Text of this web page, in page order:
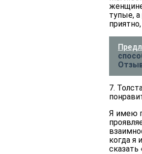
тупые,
7.
Я имею
когда я
сказать